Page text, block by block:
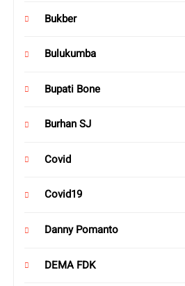
Bukber
Bulukumba
Bupati Bone
Burhan SJ
Covid
Covid19
Danny Pomanto
DEMA FDK